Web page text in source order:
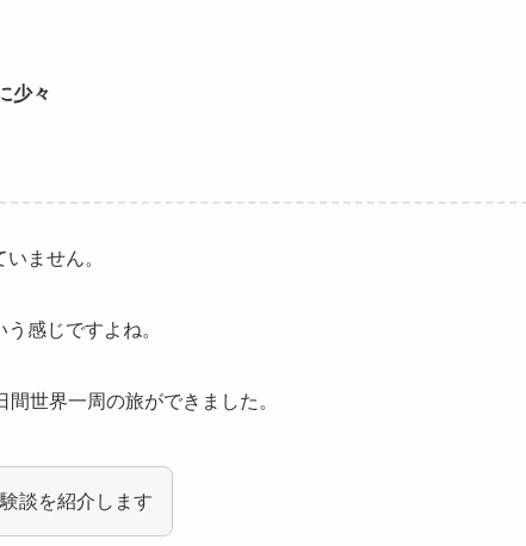
少々
ません。
感じですよね。
世界一周の旅ができました。
談を紹介します